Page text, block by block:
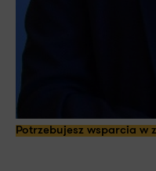
Potrzebujesz wsparcia w